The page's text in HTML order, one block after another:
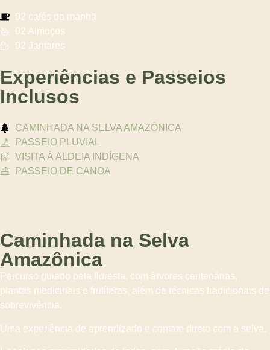
02 cafés da manhã
02 Almoços
02 Jantares
Experiências e Passeios
Inclusos
CAMINHADA NA SELVA AMAZÔNICA
PASSEIO PLUVIAL
VISITA À ALDEIA INDÍGENA
PASSEIO DE CANOA
Caminhada na Selva
Amazônica
Percurso guiado pela floresta, com árvores centenárias,
plantas medicinais e frutíferas, além de técnicas tradicionais de
sobrevivência.
Uma experiência de aprendizado e contato direto com a selva.